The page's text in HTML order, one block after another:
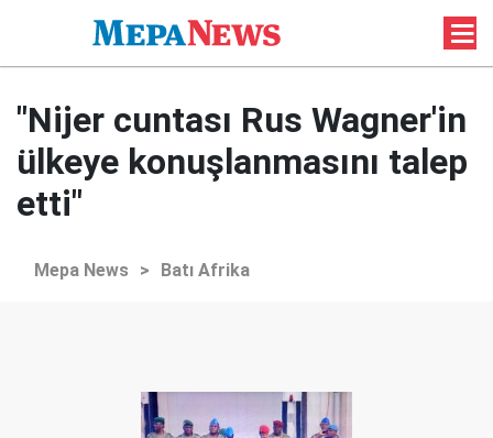
"Nijer cuntası Rus Wagner'in
ülkeye konuşlanmasını talep
etti"
Mepa News > Batı Afrika